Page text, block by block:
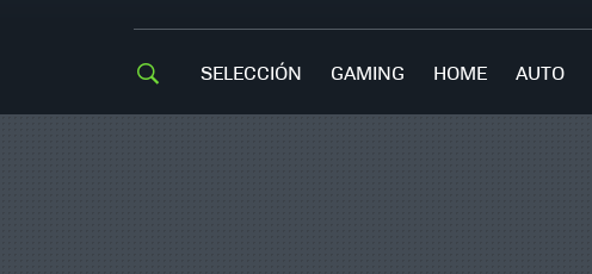
SELECCIÓN GAMING HOME AUTO